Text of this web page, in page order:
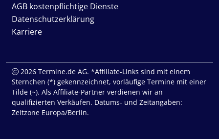
AGB kostenpflichtige Dienste
Datenschutzerklärung
Karriere
2026 Termine.de AG. *Affiliate-Links sind mit einem
Sternchen (*) gekennzeichnet, vorläufige Termine mit einer
Tilde (~). Als Affiliate-Partner verdienen wir an
qualifizierten Verkäufen. Datums- und Zeitangaben:
Zeitzone Europa/Berlin.